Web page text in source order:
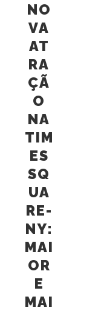
NO
VA
AT
RA
ÇÃ
O
NA
TIM
ES
SQ
UA
RE-
NY:
MAI
OR
E
MAI